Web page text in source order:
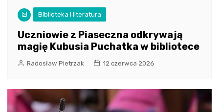
Biblioteka i literatura
Uczniowie z Piaseczna odkrywają
magię Kubusia Puchatka w bibliotece
Radosław Pietrzak 12 czerwca 2026